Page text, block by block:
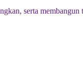
serta